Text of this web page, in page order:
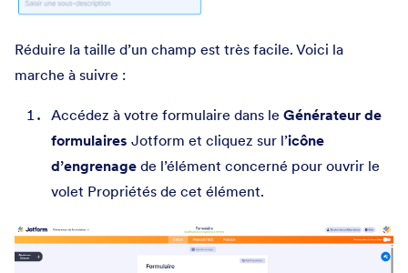
Réduire la taille d’un champ est très facile. Voici la
marche à suivre :
Accédez à votre formulaire dans le Générateur de
formulaires Jotform et cliquez sur l’icône
d’engrenage de l’élément concerné pour ouvrir le
volet Propriétés de cet élément.